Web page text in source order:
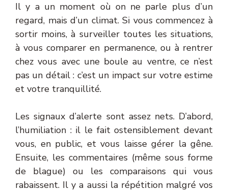
Il y a un moment où on ne parle plus d’un
regard, mais d’un climat. Si vous commencez à
sortir moins, à surveiller toutes les situations,
à vous comparer en permanence, ou à rentrer
chez vous avec une boule au ventre, ce n’est
pas un détail : c’est un impact sur votre estime
et votre tranquillité.
Les signaux d’alerte sont assez nets. D’abord,
l’humiliation : il le fait ostensiblement devant
vous, en public, et vous laisse gérer la gêne.
Ensuite, les commentaires (même sous forme
de blague) ou les comparaisons qui vous
rabaissent. Il y a aussi la répétition malgré vos